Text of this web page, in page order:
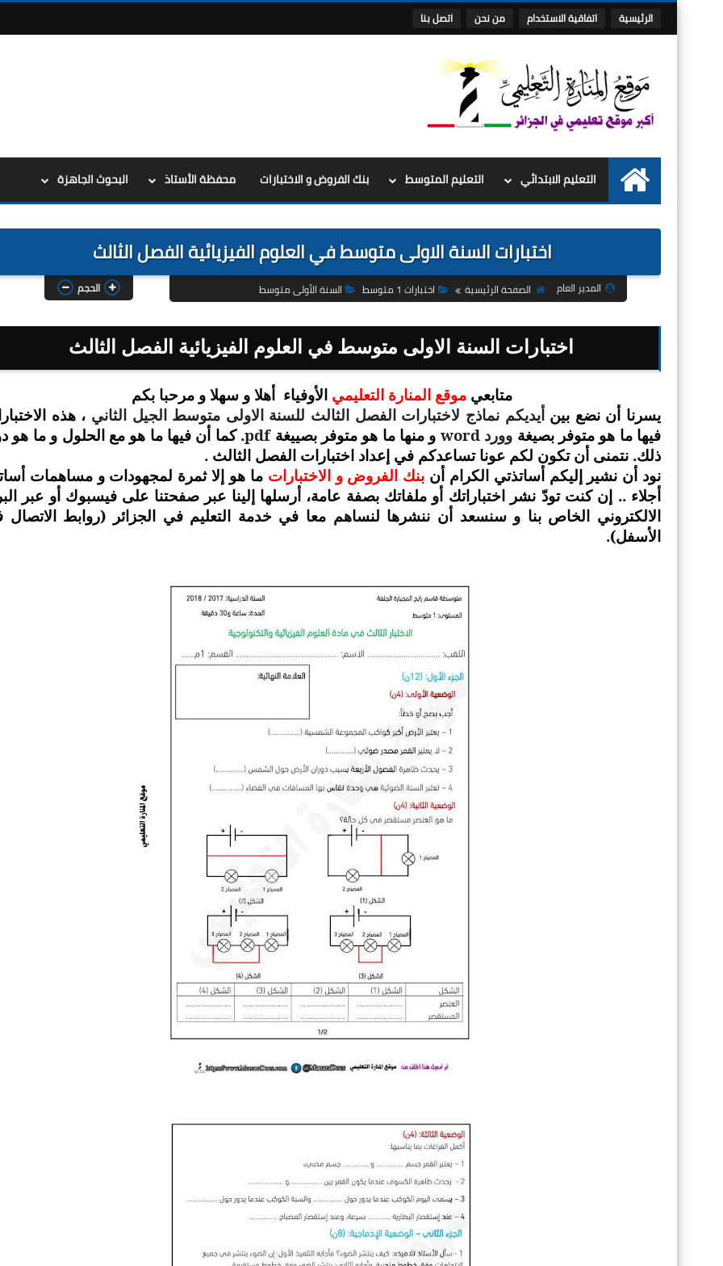
الرئيسية اتفاقية الاستخدام من نحن اتصل بنا
الرئيسية
التعليم الابتدائي التعليم المتوسط بنك الفروض و الاختبارات محفظة الأستاذ البحوث الجاهزة
اختبارات السنة الاولى متوسط في العلوم الفيزيائية الفصل الثالث
المدير العام الصفحة الرئيسية اختبارات 1 متوسط السنة الأولى متوسط الحجم
اختبارات السنة الاولى متوسط في العلوم الفيزيائية الفصل الثالث
متابعي موقع المنارة التعليمي الأوفياء أهلا و سهلا و مرحبا بكم
يسرنا أن نضع بينأيديكم نماذج لاختبارات الفصل الثالث للسنة الاولى متوسط الجيل الثاني ، هذه
فيها ما هو متوفر بصيغة ووردword و منها ما هو متوفر بصييغةpdf. كما أن فيها ما هو مع الحلول و ما هو
ذلك. نتمنى أن تكون لكم عونا تساعدكم في إعداد اختبارات الفصل الثالث .
نود أن نشير إليكم أساتذتي الكرام أن بنك الفروض و الاختبارات ما هو إلا ثمرة لمجهودات و مساهمات
أجلاء .. إن كنت تودّ نشر اختباراتك أو ملفاتك بصفة عامة، أرسلها إلينا عبر صفحتنا على فيسبوك أو عبر
الالكتروني الخاص بنا و سنسعد أن ننشرها لنساهم معا في خدمة التعليم في الجزائر (روابط
الأسفل).